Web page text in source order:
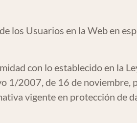
los Usuarios en la Web en
con lo establecido en la
1/2007, de 16 de noviembre,
vigente en protección de